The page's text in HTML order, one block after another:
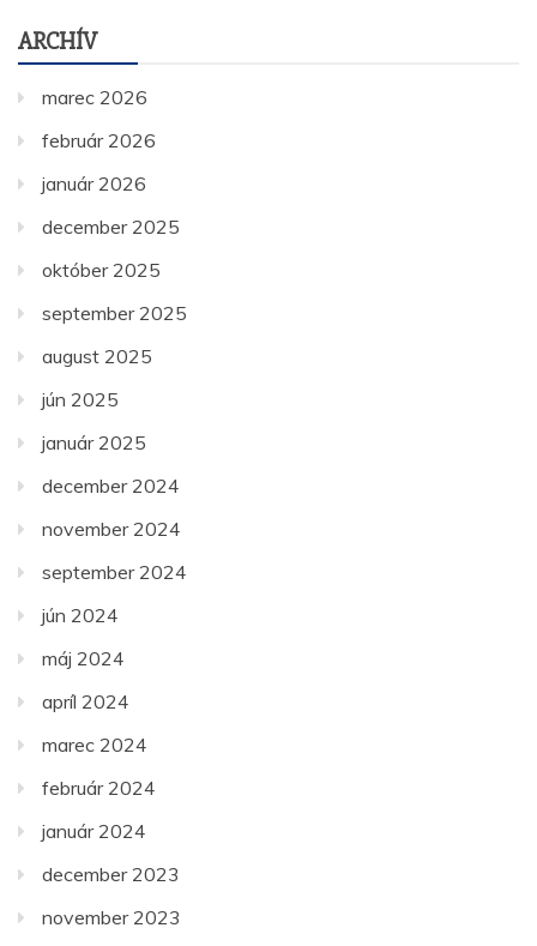
ARCHÍV
marec 2026
február 2026
január 2026
december 2025
október 2025
september 2025
august 2025
jún 2025
január 2025
december 2024
november 2024
september 2024
jún 2024
máj 2024
apríl 2024
marec 2024
február 2024
január 2024
december 2023
november 2023